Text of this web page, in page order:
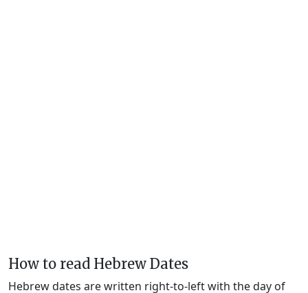
How to read Hebrew Dates
Hebrew dates are written right-to-left with the day of